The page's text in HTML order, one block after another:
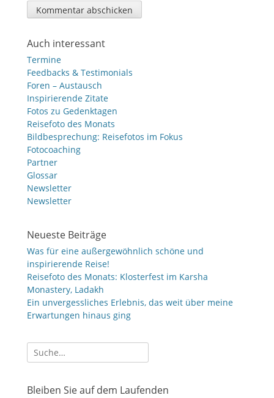
Auch interessant
Termine
Feedbacks & Testimonials
Foren – Austausch
Inspirierende Zitate
Fotos zu Gedenktagen
Reisefoto des Monats
Bildbesprechung: Reisefotos im Fokus
Fotocoaching
Partner
Glossar
Newsletter
Newsletter
Neueste Beiträge
Was für eine außergewöhnlich schöne und
inspirierende Reise!
Reisefoto des Monats: Klosterfest im Karsha
Monastery, Ladakh
Ein unvergessliches Erlebnis, das weit über meine
Erwartungen hinaus ging
Suche
nach:
Bleiben Sie auf dem Laufenden